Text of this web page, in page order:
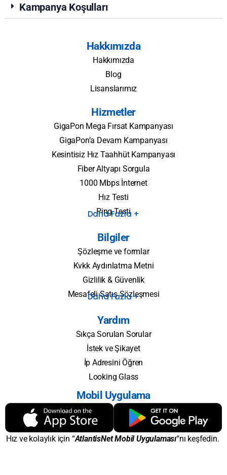
Kampanya Koşulları
Hakkımızda
Hakkımızda
Blog
Lisanslarımız
Hizmetler
GigaPon Mega Fırsat Kampanyası
GigaPon’a Devam Kampanyası
Kesintisiz Hız Taahhüt Kampanyası
Fiber Altyapı Sorgula
1000 Mbps İnternet
Hız Testi
Ping Testi
Daha Fazla +
Bilgiler
Şözleşme ve formlar
Kvkk Aydınlatma Metni
Gizlilik & Güvenlik
Mesafeli Satış Sözleşmesi
Daha Fazla +
Yardım
Sıkça Sorulan Sorular
İstek ve Şikayet
İp Adresini Öğren
Looking Glass
Mobil Uygulama
Hız ve kolaylık için “AtlantisNet Mobil Uygulaması“nı keşfedin.